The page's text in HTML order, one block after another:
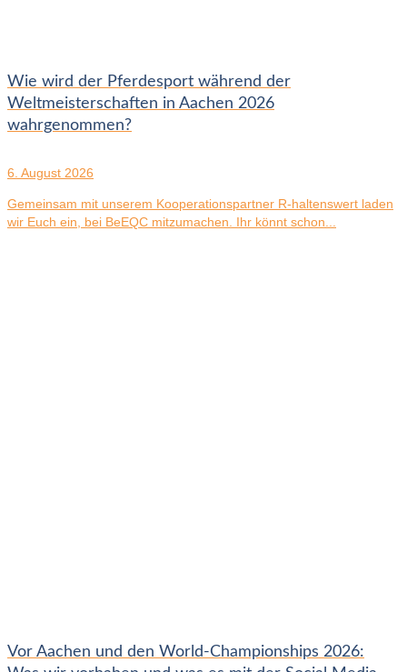
Wie wird der Pferdesport während der
Weltmeisterschaften in Aachen 2026
wahrgenommen?
6. August 2026
Gemeinsam mit unserem Kooperationspartner R-haltenswert laden
wir Euch ein, bei BeEQC mitzumachen. Ihr könnt schon...
Vor Aachen und den World-Championships 2026: